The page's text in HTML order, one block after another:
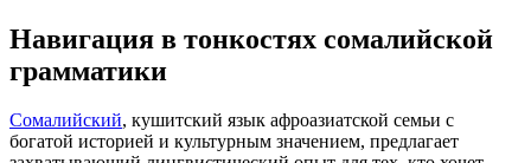
Навигация в тонкостях сомалийской
грамматики
Сомалийский, кушитский язык афроазиатской семьи с
богатой историей и культурным значением, предлагает